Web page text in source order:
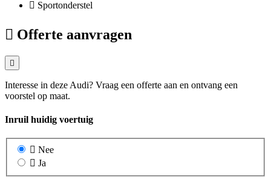
Sportonderstel
Offerte aanvragen
Interesse in deze Audi? Vraag een offerte aan en ontvang een
voorstel op maat.
Inruil huidig voertuig
Nee
Ja